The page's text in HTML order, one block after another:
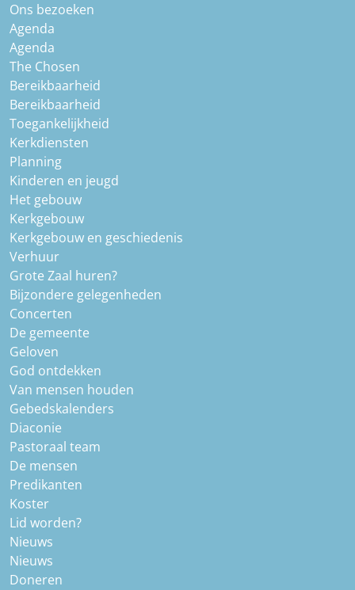
Ons bezoeken
Agenda
Agenda
The Chosen
Bereikbaarheid
Bereikbaarheid
Toegankelijkheid
Kerkdiensten
Planning
Kinderen en jeugd
Het gebouw
Kerkgebouw
Kerkgebouw en geschiedenis
Verhuur
Grote Zaal huren?
Bijzondere gelegenheden
Concerten
De gemeente
Geloven
God ontdekken
Van mensen houden
Gebedskalenders
Diaconie
Pastoraal team
De mensen
Predikanten
Koster
Lid worden?
Nieuws
Nieuws
Doneren